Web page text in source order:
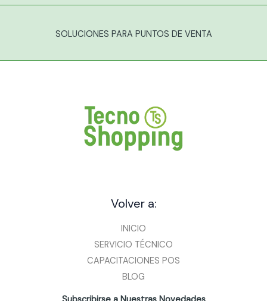
SOLUCIONES PARA PUNTOS DE VENTA
Volver a:
INICIO
SERVICIO TÉCNICO
CAPACITACIONES POS
BLOG